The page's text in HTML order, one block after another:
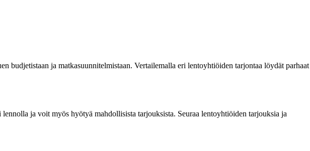
ja matkasuunnitelmistaan. Vertailemalla eri lentoyhtiöiden tarjontaa löydät parhaat
ja voit myös hyötyä mahdollisista tarjouksista. Seuraa lentoyhtiöiden tarjouksia ja